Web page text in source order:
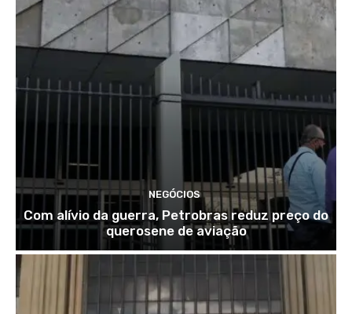
NEGÓCIOS
Com alívio da guerra, Petrobras reduz preço do
querosene de aviação